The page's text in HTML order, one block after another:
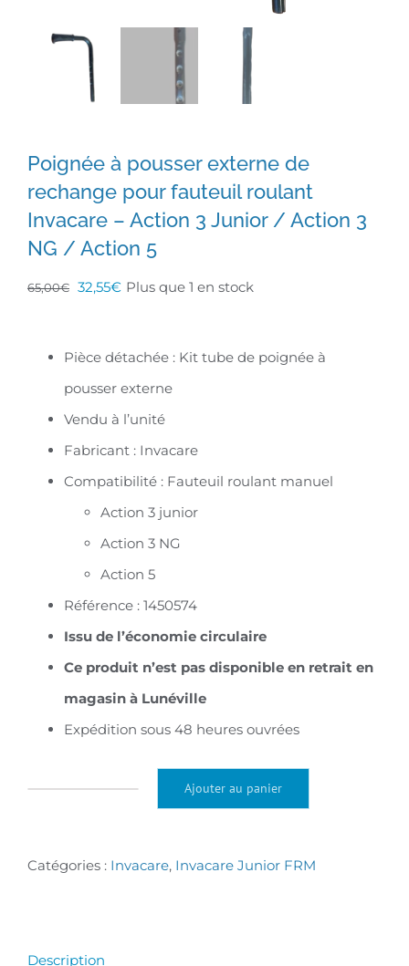
Poignée à pousser externe de
rechange pour fauteuil roulant
Invacare – Action 3 Junior / Action 3
NG / Action 5
65,00€ Le
initial
65,00€.
32,55€Le
actuel
32,55€.
Plus que 1 en stock
Pièce détachée : Kit tube de poignée à
pousser externe
Vendu à l’unité
Fabricant : Invacare
Compatibilité : Fauteuil roulant manuel
Action 3 junior
Action 3 NG
Action 5
Référence : 1450574
Issu de l’économie circulaire
Ce produit n’est pas disponible en retrait en
magasin à Lunéville
Expédition sous 48 heures ouvrées
Poignée
externe
Ajouter au panier
Catégories : Invacare, Invacare Junior FRM
Description